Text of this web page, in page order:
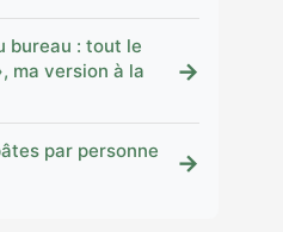
bureau : tout le
ma version à la
→
par personne
→